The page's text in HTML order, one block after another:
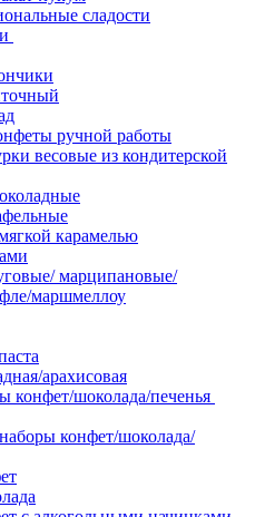
сладости
ручной работы
весовые из кондитерской
карамелью
марципановые/
маршмеллоу
арахисовая
конфет/шоколада/печенья
конфет/шоколада/